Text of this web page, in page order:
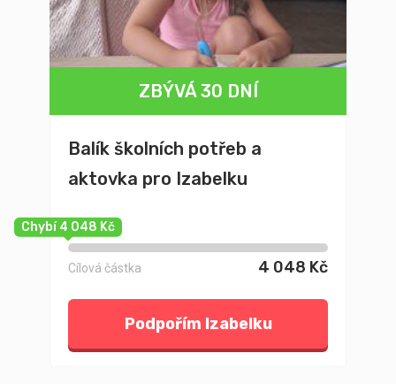
ZBÝVÁ 30 DNÍ
Balík školních potřeb a
aktovka pro Izabelku
Chybí 4 048 Kč
Cílová částka 4 048 Kč
Podpořím Izabelku